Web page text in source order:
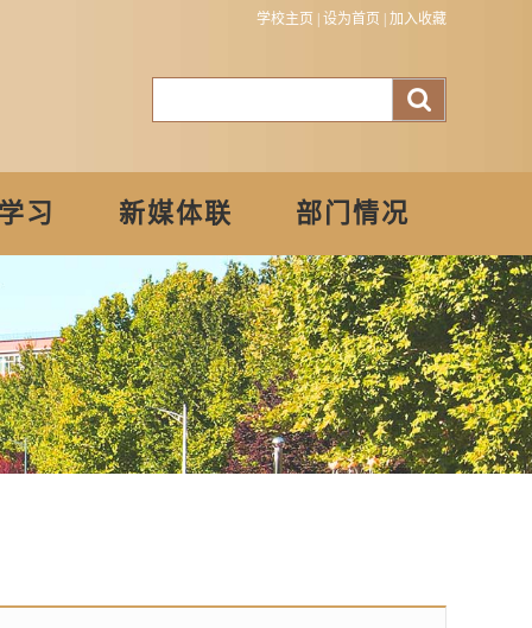
学校主页 设为首页 加入收藏
习 新媒体联
盟
部门情况